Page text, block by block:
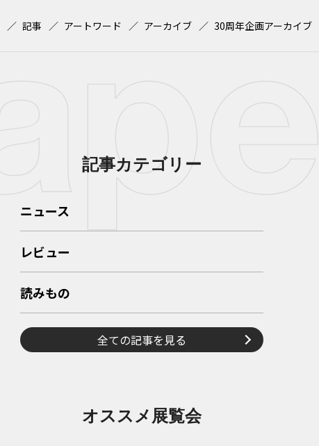
記事 アートワード アーカイブ 30周年企画アーカイブ
記事カテゴリー
ニュース
レビュー
読みもの
全ての記事を見る
オススメ展覧会